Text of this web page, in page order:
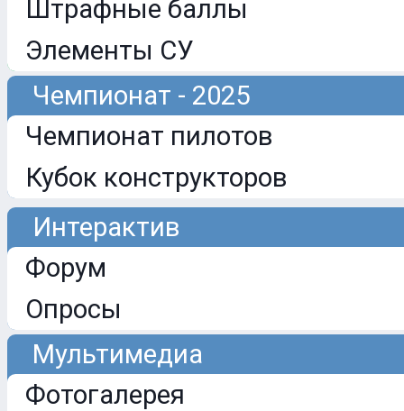
Штрафные баллы
Элементы СУ
Чемпионат - 2025
Чемпионат пилотов
Кубок конструкторов
Интерактив
Форум
Опросы
Мультимедиа
Фотогалерея